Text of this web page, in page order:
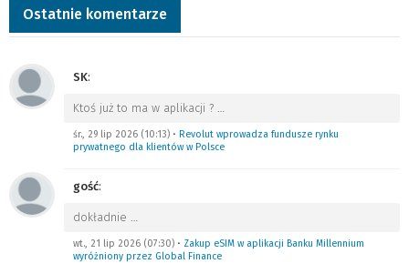
Ostatnie komentarze
SK:
Ktoś już to ma w aplikacji ? …
śr., 29 lip 2026 (10:13) • Revolut wprowadza fundusze rynku
prywatnego dla klientów w Polsce
gość:
dokładnie …
wt., 21 lip 2026 (07:30) • Zakup eSIM w aplikacji Banku Millennium
wyróżniony przez Global Finance